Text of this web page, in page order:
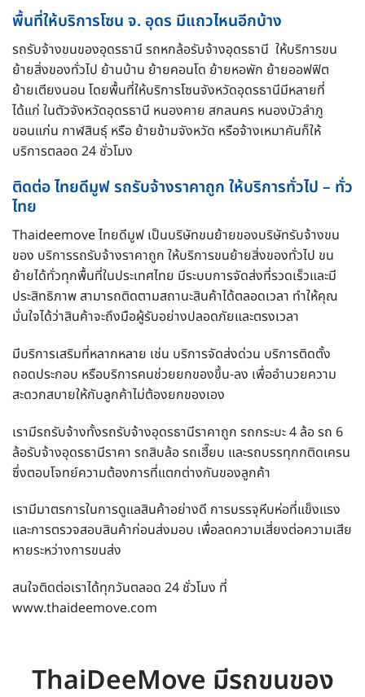
พื้นที่ให้บริการโซน จ. อุดร มีแถวไหนอีกบ้าง
รถรับจ้างขนของอุดรธานี รถหกล้อรับจ้างอุดรธานี ให้บริการขน
ย้ายสิ่งของทั่วไป ย้านบ้าน ย้ายคอนโด ย้ายหอพัก ย้ายออฟฟิต
ย้ายเตียงนอน โดยพื้นที่ให้บริการโซนจังหวัดอุดรธานีมีหลายที่
ได้แก่ ในตัวจังหวัดอุดรธานี หนองคาย สกลนคร หนองบัวลำภู
ขอนแก่น กาฬสินธุ์ หรือ ย้ายข้ามจังหวัด หรือจ้างเหมาคันก็ให้
บริการตลอด 24 ชั่วโมง
ติดต่อไทยดีมูฟรถรับจ้างราคาถูก ให้บริการทั่วไป – ทั่ว
ไทย
Thaideemove ไทยดีมูฟ เป็นบริษัทขนย้ายของบริษัทรับจ้างขน
ของ บริการรถรับจ้างราคาถูก ให้บริการขนย้ายสิ่งของทั่วไป ขน
ย้ายได้ทั่วทุกพื้นที่ในประเทศไทย มีระบบการจัดส่งที่รวดเร็วและมี
ประสิทธิภาพ สามารถติดตามสถานะสินค้าได้ตลอดเวลา ทำให้คุณ
มั่นใจได้ว่าสินค้าจะถึงมือผู้รับอย่างปลอดภัยและตรงเวลา
มีบริการเสริมที่หลากหลาย เช่น บริการจัดส่งด่วน บริการติดตั้ง
ถอดประกอบ หรือบริการคนช่วยยกของขึ้น-ลง เพื่ออำนวยความ
สะดวกสบายให้กับลูกค้าไม่ต้องยกของเอง
เรามีรถรับจ้างทั้งรถรับจ้างอุดรธานีราคาถูก รถกระบะ 4 ล้อ รถ 6
ล้อรับจ้างอุดรธานีราคา รถสิบล้อ รถเฮี๊ยบ และรถบรรทุกกติดเครน
ซึ่งตอบโจทย์ความต้องการที่แตกต่างกันของลูกค้า
เรามีมาตรการในการดูแลสินค้าอย่างดี การบรรจุหีบห่อที่แข็งแรง
และการตรวจสอบสินค้าก่อนส่งมอบ เพื่อลดความเสี่ยงต่อความเสีย
หายระหว่างการขนส่ง
สนใจติดต่อเราได้ทุกวันตลอด 24 ชั่วโมง ที่
www.thaideemove.com
ThaiDeeMove มีรถขนของ